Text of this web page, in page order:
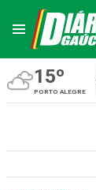
15º
PORTO ALEGRE